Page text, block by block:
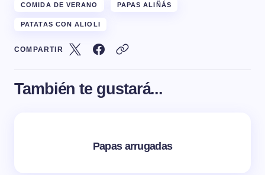
COMIDA DE VERANO PAPAS ALIÑÁS
PATATAS CON ALIOLI
COMPARTIR
También te gustará...
Papas arrugadas